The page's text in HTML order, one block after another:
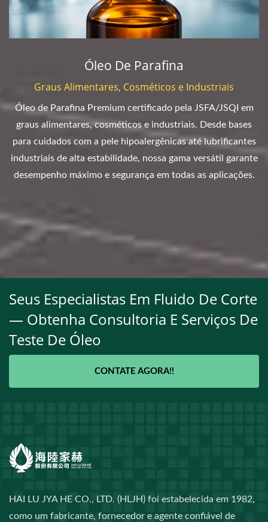
Óleo De Parafina
Graus Alimentares, Cosméticos e Industriais
Óleo de Parafina Premium certificado pela JSFA/JSQI em
graus alimentares, cosméticos e industriais. Desde bases
para cuidados com a pele hipoalergênicas até lubrificantes
industriais de alta estabilidade, nossa gama versátil garante
desempenho máximo e segurança em todas as aplicações.
Seus Especialistas Em Fluido De Corte
— Obtenha Consultoria E Serviços De
Teste De Óleo
CONTATE AGORA!!
HAI LU JYA HE CO., LTD. (HLJH) foi estabelecida em 1982,
como um fabricante, fornecedor e agente confiável de